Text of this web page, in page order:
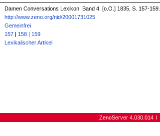
Damen Conversations Lexikon, Band 4. [o.O.] 1835, S. 157-159.
http://www.zeno.org/nid/20001731025
Gemeinfrei
157 |158 |159
Lexikalischer Artikel
ZenoServer 4.030.014